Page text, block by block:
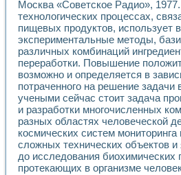
Разработка
Использование
Оборудование для
Автоматизация
Применение измерителя
Исследование
Стенд для исследования
Автоматизация контроля
Измерительный контроль
Моделирование
Лабораторные практикумы и
Автоматизация
Автоматизированные
Москва «Советское Радио»,
технологических процессах,
пищевых продуктов, использует
экспериментальные методы,
различных комбинаций
переработки. Повышение
возможно и определяется в
потраченного на решение задачи
учеными сейчас стоит задача
и разработки многочисленных
разных областях человеческой
космических систем
сложных технических объектов
до исследования биохимических
протекающих в организме